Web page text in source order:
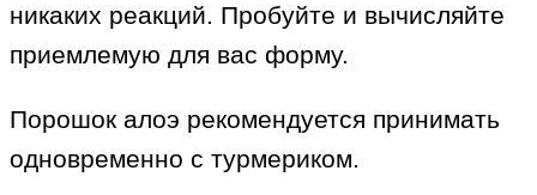
никаких реакций. Пробуйте и вычисляйте
приемлемую для вас форму.
Порошок алоэ рекомендуется принимать
одновременно с турмериком.